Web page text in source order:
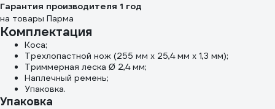
Гарантия производителя 1 год
на товары Парма
Комплектация
Коса;
Трехлопастной нож (255 мм х 25,4 мм х 1,3 мм);
Триммерная леска Ø 2,4 мм;
Наплечный ремень;
Упаковка.
Упаковка